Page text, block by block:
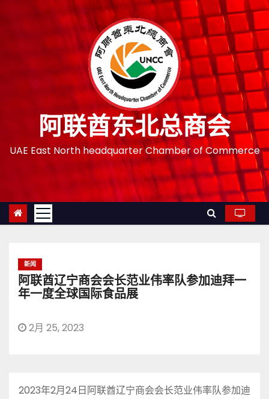
阿联酋东北总商会
UAE East North headquarter Chamber of Commerce
新闻
阿联酋辽宁商会会长范业伟率队参加迪拜一
年一度全球国际食品展
2月 25, 2023
2023年2月24日阿联酋辽宁商会会长范业伟率队参加迪